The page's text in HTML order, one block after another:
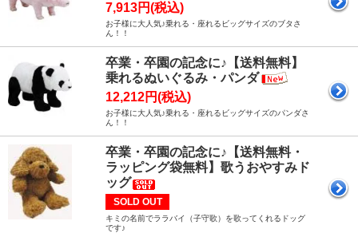
7,913円(税込)
お子様に大人気♪乗れる・座れるビッグサイズのブタさ
ん！！
卒業・卒園の記念に♪【送料無料】
乗れるぬいぐるみ・パンダ
12,212円(税込)
お子様に大人気♪乗れる・座れるビッグサイズのパンダさ
ん！！
卒業・卒園の記念に♪【送料無料・
ラッピング袋無料】歌うおやすみド
ッグ
SOLD OUT
キミの名前でララバイ（子守歌）を歌ってくれるドッグ
です♪